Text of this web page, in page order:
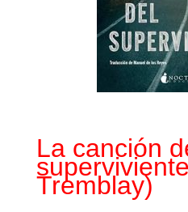
La canción
Tremblay)